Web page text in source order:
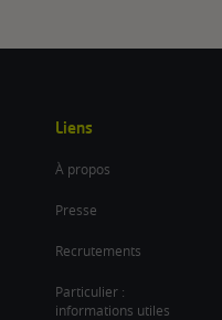
Liens
À propos
Presse
Recrutements
Particulier :
informations utiles